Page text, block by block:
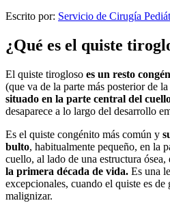
Escrito por: Servicio de Cirugía
¿Qué es el quiste
El quiste tirogloso es un resto
(que va de la parte más posterior de
situado en la parte central del
desaparece a lo largo del desarrollo
Es el quiste congénito más común y
bulto, habitualmente pequeño, en la
cuello, al lado de una estructura ósea,
la primera década de vida. Es una
excepcionales, cuando el quiste es de
malignizar.